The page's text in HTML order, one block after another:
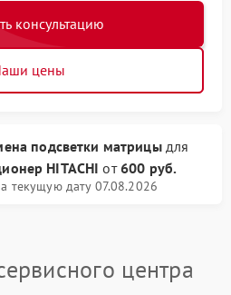
консультацию
цены
подсветки матрицыдля
HITACHI от600 руб.
текущую дату 07.08.2026
центра